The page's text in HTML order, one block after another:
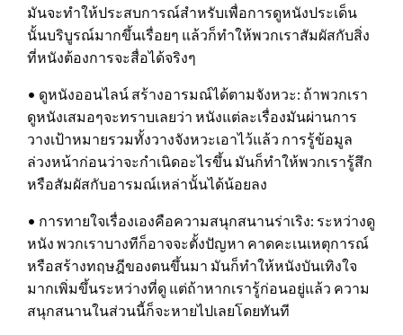
มันจะทำให้ประสบการณ์สำหรับเพื่อการดูหนังประเด็น
นั้นบริบูรณ์มากขึ้นเรื่อยๆ แล้วก็ทำให้พวกเราสัมผัสกับสิ่ง
ที่หนังต้องการจะสื่อได้จริงๆ
• ดูหนังออนไลน์ สร้างอารมณ์ได้ตามจังหวะ: ถ้าพวกเรา
ดูหนังเสมอๆจะทราบเลยว่า หนังแต่ละเรื่องมันผ่านการ
วางเป้าหมายรวมทั้งวางจังหวะเอาไว้แล้ว การรู้ข้อมูล
ล่วงหน้าก่อนว่าจะกำเนิดอะไรขึ้น มันก็ทำให้พวกเรารู้สึก
หรือสัมผัสกับอารมณ์เหล่านั้นได้น้อยลง
• การทายใจเรื่องเองคือความสนุกสนานร่าเริง: ระหว่างดู
หนัง พวกเราบางทีก็อาจจะตั้งปัญหา คาดคะเนเหตุการณ์
หรือสร้างทฤษฎีของตนขึ้นมา มันก็ทำให้หนังบันเทิงใจ
มากเพิ่มขึ้นระหว่างที่ดู แต่ถ้าหากเรารู้ก่อนอยู่แล้ว ความ
สนุกสนานในส่วนนี้ก็จะหายไปเลยโดยทันที